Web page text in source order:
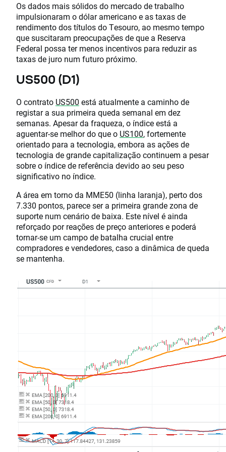
Os dados mais sólidos do mercado de trabalho
impulsionaram o dólar americano e as taxas de
rendimento dos títulos do Tesouro, ao mesmo tempo
que suscitaram preocupações de que a Reserva
Federal possa ter menos incentivos para reduzir as
taxas de juro num futuro próximo.
US500 (D1)
O contrato US500 está atualmente a caminho de
registar a sua primeira queda semanal em dez
semanas. Apesar da fraqueza, o índice está a
aguentar-se melhor do que o US100, fortemente
orientado para a tecnologia, embora as ações de
tecnologia de grande capitalização continuem a pesar
sobre o índice de referência devido ao seu peso
significativo no índice.
A área em torno da MME50 (linha laranja), perto dos
7.330 pontos, parece ser a primeira grande zona de
suporte num cenário de baixa. Este nível é ainda
reforçado por reações de preço anteriores e poderá
tornar-se um campo de batalha crucial entre
compradores e vendedores, caso a dinâmica de queda
se mantenha.